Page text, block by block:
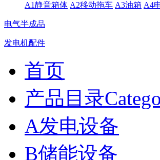
A1静音箱体 A2移动拖车 A3油箱 A4
电气半成品
发电机配件
首页
产品目录
A发电设备
B储能设备